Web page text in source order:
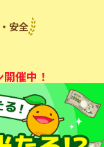
安全
催中！